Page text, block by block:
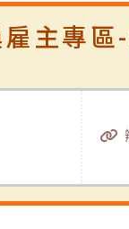
主專區